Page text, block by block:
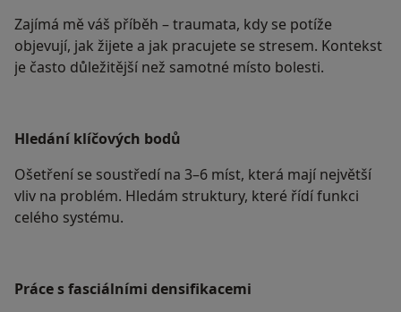
Zajímá mě váš příběh – traumata, kdy se potíže
objevují, jak žijete a jak pracujete se stresem. Kontekst
je často důležitější než samotné místo bolesti.
Hledání klíčových bodů
Ošetření se soustředí na 3–6 míst, která mají největší
vliv na problém. Hledám struktury, které řídí funkci
celého systému.
Práce s fasciálními densifikacemi